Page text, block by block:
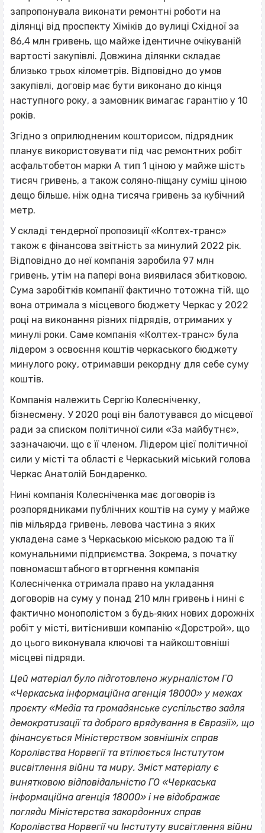
запропонувала виконати ремонтні роботи на
ділянці від проспекту Хіміків до вулиці Східної за
86,4 млн гривень, що майже ідентичне очікуваній
вартості закупівлі. Довжина ділянки складає
близько трьох кілометрів. Відповідно до умов
закупівлі, договір має бути виконано до кінця
наступного року, а замовник вимагає гарантію у 10
років.
Згідно з оприлюдненим кошторисом, підрядник
планує використовувати під час ремонтних робіт
асфальтобетон марки А тип 1 ціною у майже шість
тисяч гривень, а також соляно‐піщану суміш ціною
дещо більше, ніж одна тисяча гривень за кубічний
метр.
У складі тендерної пропозиції «Колтех‐транс»
також є фінансова звітність за минулий 2022 рік.
Відповідно до неї компанія заробила 97 млн
гривень, утім на папері вона виявилася збитковою.
Сума заробітків компанії фактично тотожна тій, що
вона отримала з місцевого бюджету Черкас у 2022
році на виконання різних підрядів, отриманих у
минулі роки. Саме компанія «Колтех‐транс» була
лідером з освоєння коштів черкаського бюджету
минулого року, отримавши рекордну для себе суму
коштів.
Компанія належить Сергію Колесніченку,
бізнесмену. У 2020 році він балотувався до місцевої
ради за списком політичної сили «За майбутнє»,
зазначаючи, що є її членом. Лідером цієї політичної
сили у місті та області є Черкаський міський голова
Черкас Анатолій Бондаренко.
Нині компанія Колесніченка має договорів із
розпорядниками публічних коштів на суму у майже
пів мільярда гривень, левова частина з яких
укладена саме з Черкаською міською радою та її
комунальними підприємства. Зокрема, з початку
повномасштабного вторгнення компанія
Колесніченка отримала право на укладання
договорів на суму у понад 210 млн гривень і нині є
фактично монополістом з будь‐яких нових дорожніх
робіт у місті, витіснивши компанію «Дорстрой», що
до цього виконувала ключові та найкоштовніші
місцеві підряди.
Цей матеріал було підготовлено журналістом ГО
«Черкаська інформаційна агенція 18000» у межах
проєкту «Медіа та громадянське суспільство задля
демократизації та доброго врядування в Євразії», що
фінансується Міністерством зовнішніх справ
Королівства Норвегії та втілюється Інститутом
висвітлення війни та миру. Зміст матеріалу є
винятковою відповідальністю ГО «Черкаська
інформаційна агенція 18000» i не відображає
погляди Міністерства закордонних справ
Королівства Норвегії чи Інституту висвітлення війни